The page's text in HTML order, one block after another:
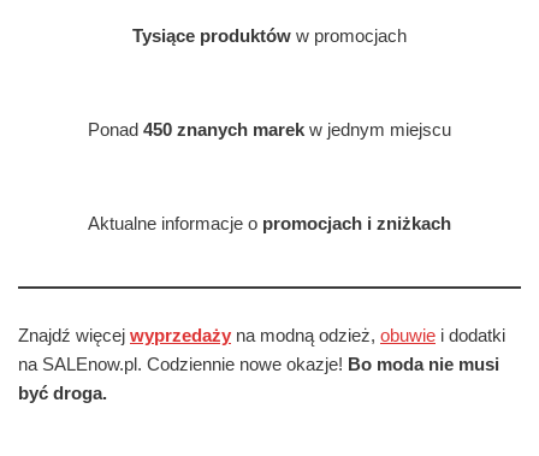
Tysiące produktów w promocjach
Ponad 450 znanych marek w jednym miejscu
Aktualne informacje o promocjach i zniżkach
Znajdź więcej wyprzedaży na modną odzież, obuwie i dodatki
na SALEnow.pl. Codziennie nowe okazje! Bo moda nie musi
być droga.